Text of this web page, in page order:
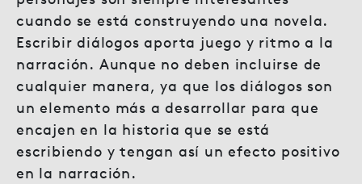
cuando se está construyendo una novela.
Escribir diálogos aporta juego y ritmo a la
narración. Aunque no deben incluirse de
cualquier manera, ya que los diálogos son
un elemento más a desarrollar para que
encajen en la historia que se está
escribiendo y tengan así un efecto positivo
en la narración.